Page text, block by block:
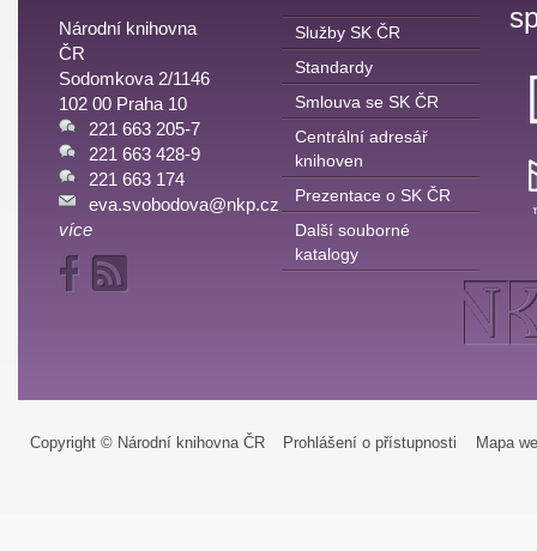
Národní knihovna
ČR
Sodomkova 2/1146
102 00 Praha 10
221 663 205-7
221 663 428-9
221 663 174
eva.svobodova@nkp.cz
více
Služby SK ČR
Standardy
Smlouva se SK ČR
Centrální adresář
knihoven
Prezentace o SK ČR
Další souborné
katalogy
Copyright © Národní knihovna ČR Prohlášení o přístupnosti Mapa